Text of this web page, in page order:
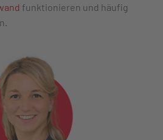
funktionieren und häufig